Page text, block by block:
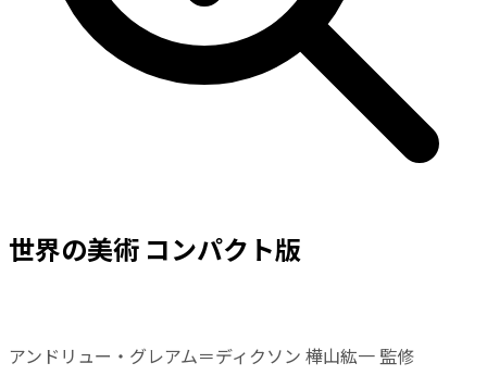
世界の美術 コンパクト版
アンドリュー・グレアム＝ディクソン 樺山紘一 監修